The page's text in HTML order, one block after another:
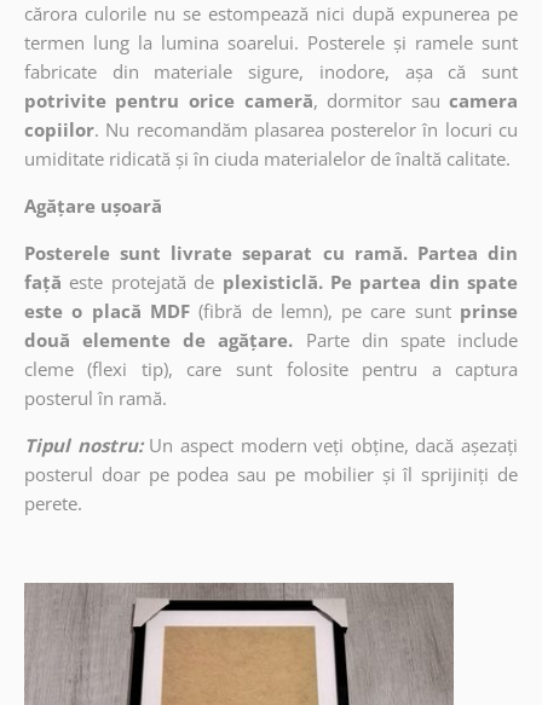
cărora culorile nu se estompează nici după expunerea pe
termen lung la lumina soarelui. Posterele și ramele sunt
fabricate din materiale sigure, inodore, așa că sunt
potrivite pentru orice cameră, dormitor sau camera
copiilor. Nu recomandăm plasarea posterelor în locuri cu
umiditate ridicată și în ciuda materialelor de înaltă calitate.
Agățare ușoară
Posterele sunt livrate separat cu ramă. Partea din
față este protejată de plexisticlă. Pe partea din spate
este o placă MDF (fibră de lemn), pe care sunt prinse
două elemente de agățare. Parte din spate include
cleme (flexi tip), care sunt folosite pentru a captura
posterul în ramă.
Tipul nostru: Un aspect modern veți obține, dacă așezați
posterul doar pe podea sau pe mobilier și îl sprijiniți de
perete.